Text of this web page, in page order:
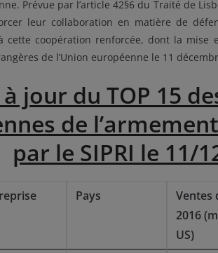
Prévue par l’article 42§6 du Traité de
leur collaboration en matière de
cette coopération renforcée, dont la
de l’Union européenne le 11
jour du TOP 15
de
par le SIPRI le 11/
Pays
Ventes
2016
US)